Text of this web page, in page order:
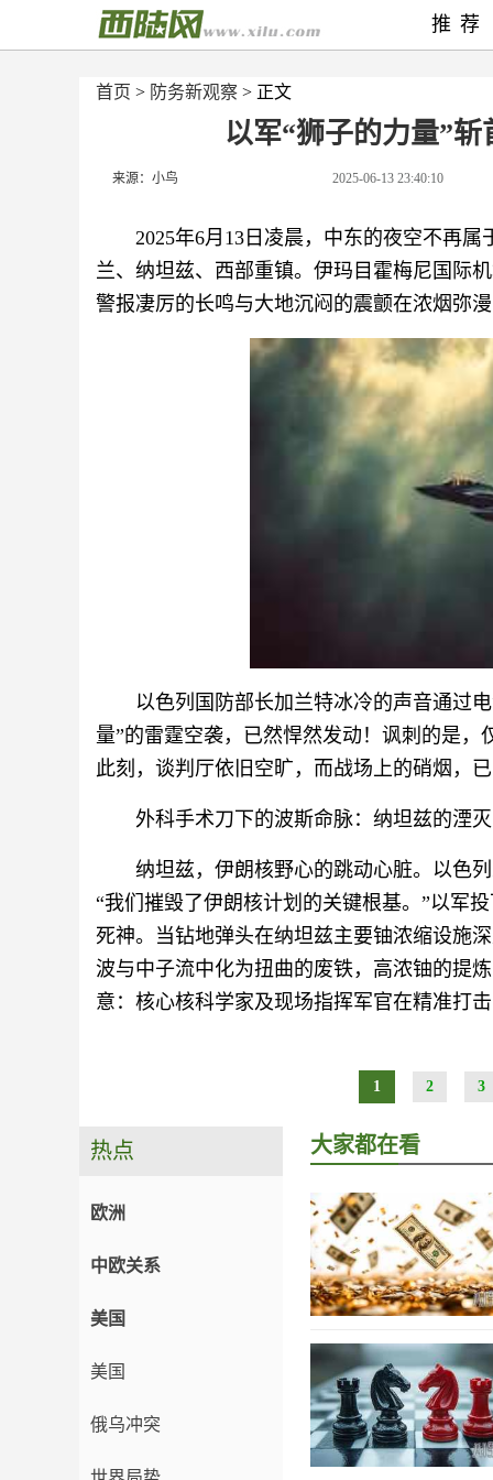
首页 > 防务新观察 > 正文
以军“狮子的力量”
来源：小鸟 2025-06-13 23:40:10
2025年6月13日凌晨，中东的夜空不再
兰、纳坦兹、西部重镇。伊玛目霍梅尼国际
警报凄厉的长鸣与大地沉闷的震颤在浓烟弥
以色列国防部长加兰特冰冷的声音通过
量”的雷霆空袭，已然悍然发动！讽刺的是
此刻，谈判厅依旧空旷，而战场上的硝烟
外科手术刀下的波斯命脉：纳坦兹的湮
纳坦兹，伊朗核野心的跳动心脏。以色
“我们摧毁了伊朗核计划的关键根基。”以军
死神。当钻地弹头在纳坦兹主要铀浓缩设施
波与中子流中化为扭曲的废铁，高浓铀的提
意：核心核科学家及现场指挥军官在精准打
1 2 3
推荐
热点
欧洲
中欧关系
美国
美国
俄乌冲突
大家都在看